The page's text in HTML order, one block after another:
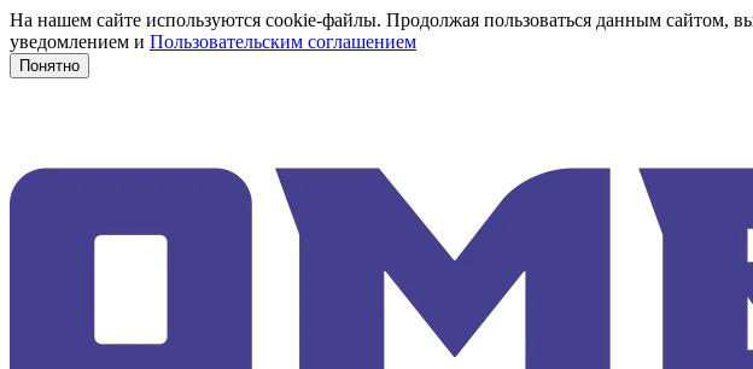
На нашем сайте используются cookie-файлы. Продолжая пользоваться данным сайтом,
уведомлением и Пользовательским соглашением
Понятно